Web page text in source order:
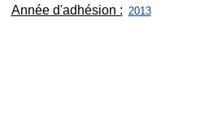
Année d'adhésion : 2013